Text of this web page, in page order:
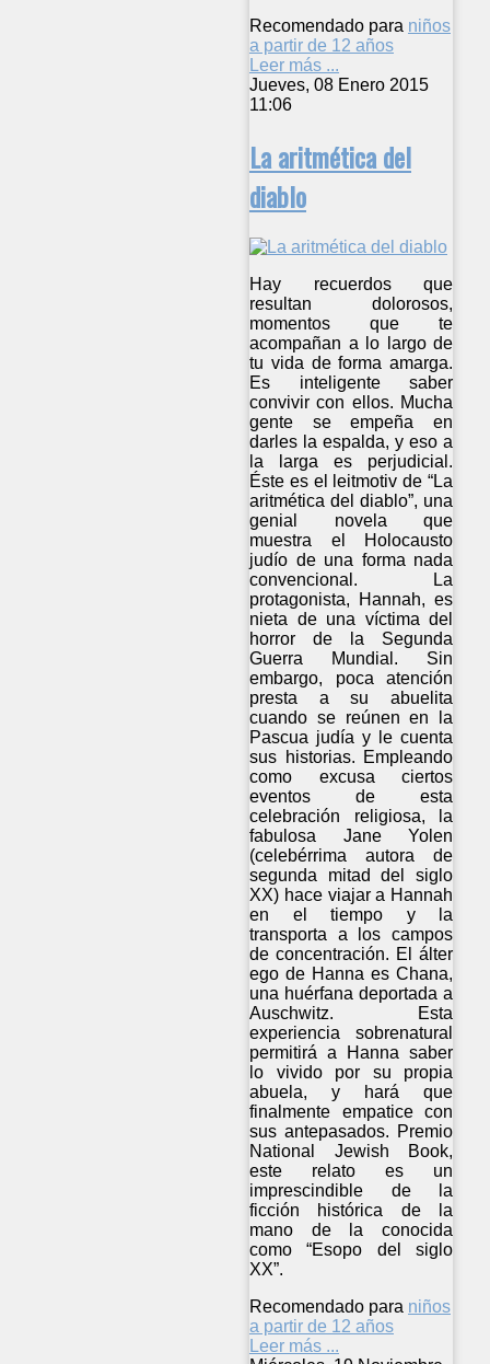
Recomendado para niños
a partir de 12 años
Leer más ...
Jueves, 08 Enero 2015
11:06
La aritmética del
diablo
Hay recuerdos que
resultan dolorosos,
momentos que te
acompañan a lo largo de
tu vida de forma amarga.
Es inteligente saber
convivir con ellos. Mucha
gente se empeña en
darles la espalda, y eso a
la larga es perjudicial.
Éste es el leitmotiv de “La
aritmética del diablo”, una
genial novela que
muestra el Holocausto
judío de una forma nada
convencional. La
protagonista, Hannah, es
nieta de una víctima del
horror de la Segunda
Guerra Mundial. Sin
embargo, poca atención
presta a su abuelita
cuando se reúnen en la
Pascua judía y le cuenta
sus historias. Empleando
como excusa ciertos
eventos de esta
celebración religiosa, la
fabulosa Jane Yolen
(celebérrima autora de
segunda mitad del siglo
XX) hace viajar a Hannah
en el tiempo y la
transporta a los campos
de concentración. El álter
ego de Hanna es Chana,
una huérfana deportada a
Auschwitz. Esta
experiencia sobrenatural
permitirá a Hanna saber
lo vivido por su propia
abuela, y hará que
finalmente empatice con
sus antepasados. Premio
National Jewish Book,
este relato es un
imprescindible de la
ficción histórica de la
mano de la conocida
como “Esopo del siglo
XX”.
Recomendado para niños
a partir de 12 años
Leer más ...